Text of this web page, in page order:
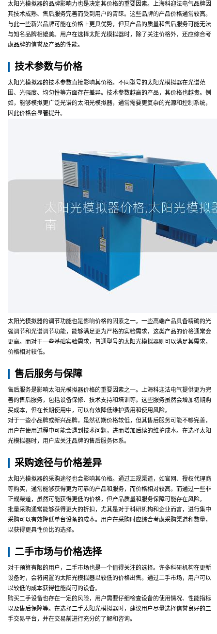
太阳光模拟器的品牌影响力也是决定其价格的重要因素。上海科迎法电气品牌因
其技术成熟、售后服务完善而受到用户的青睐。这些品牌的产品价格通常较高。
与此一些新兴品牌可能在价格上更具优势，但其产品的质量和售后服务可能无法
与知名品牌相媲美。用户在选择太阳光模拟器时，除了关注价格外，还应综合考
虑品牌的信誉及产品的性能。
技术参数与价格
太阳光模拟器的技术参数直接影响其价格。不同型号的太阳光模拟器在光谱范
围、光强度、均匀性等方面存在差异。技术参数越高的产品，其价格也越贵。例
如，能够模拟更广泛光谱的太阳光模拟器，通常需要更复杂的光源和控制系统，
因此价格会显著提升。
太阳光模拟器的调节功能也是影响价格的因素之一。一些高端产品具备精确的光
强调节和光谱调节功能，能够满足更为严格的实验需求，这类产品的价格通常会
更高。而对于一些基础实验需求，普通型号的太阳光模拟器则可以满足其需求，
价格相对较低。
售后服务与保障
售后服务是影响太阳光模拟器价格的重要因素之一。上海科迎法电气提供更为完
善的售后服务，包括设备保修、技术支持和培训等。这些服务虽然会增加初期购
买成本，但在长期使用中，可以有效降低维护费用和使用风险。
对于一些小品牌或新兴品牌，虽然初期价格较低，但其售后服务可能不够完善，
用户在使用过程中可能会遇到技术问题，进而增加后续的维护成本。在选择太阳
光模拟器时，用户应关注品牌的售后服务体系。
采购途径与价格差异
太阳光模拟器的采购途径也会影响其价格。通过正规渠道，如官网、授权代理商
等购买，通常能够获得更为可靠的产品和服务，而价格相对较高。而通过一些非
正规渠道，虽然可能获得更低的价格，但产品质量和服务保障可能存在风险。
批量采购通常能够获得更大的折扣，尤其是对于科研机构和企业而言，进行集中
采购可以有效降低单台设备的成本。用户在采购时应综合考虑采购渠道和数量，
以获得更具性价比的选择。
二手市场与价格选择
对于预算有限的用户，二手市场也是一个值得关注的选择。许多科研机构在更新
设备时，会将闲置的太阳光模拟器以较低的价格出售。通过二手市场，用户可以
以较低的成本获得性能尚可的设备。
购买二手设备也存在一定的风险，用户需要仔细检查设备的使用情况、性能指标
以及售后保障等。在选择二手太阳光模拟器时，建议用户尽量选择信誉良好的二
手交易平台，并在交易前进行充分的了解和咨询。